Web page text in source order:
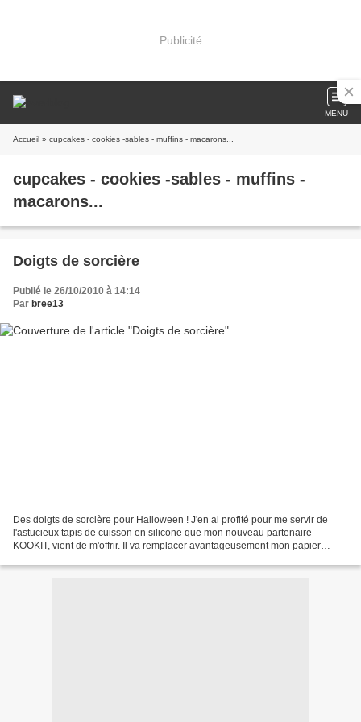
Publicité
MENU
Accueil » cupcakes - cookies -sables - muffins - macarons...
cupcakes - cookies -sables - muffins -
macarons...
Doigts de sorcière
Publié le 26/10/2010 à 14:14
Par bree13
Des doigts de sorcière pour Halloween ! J'en ai profité pour me servir de
l'astucieux tapis de cuisson en silicone que mon nouveau partenaire
KOOKIT, vient de m'offrir. Il va remplacer avantageusement mon papier